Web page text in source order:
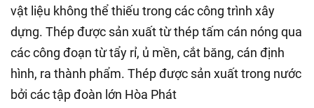
vật liệu không thể thiếu trong các công trình xây
dựng. Thép được sản xuất từ thép tấm cán nóng qua
các công đoạn từ tẩy rỉ, ủ mền, cắt băng, cán định
hình, ra thành phẩm. Thép được sản xuất trong nước
bởi các tập đoàn lớn Hòa Phát